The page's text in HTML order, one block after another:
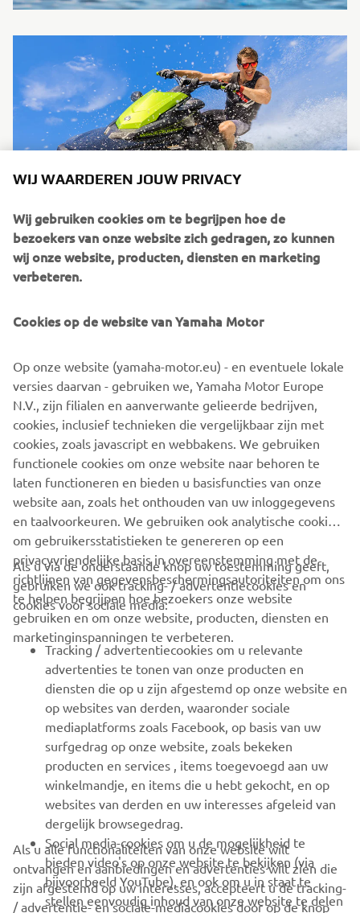
ONTDEK MEER
CORPORATE
VOOR BEDRIJVEN
MEER YAMAHA
ONDERSTEUNING
NIEUWSBRIEF
Wees de eerste die meer te weten komt over de nieuwste deals,
speciale evenementen, nieuwe producten en nog veel meer
WIJ WAARDEREN JOUW PRIVACY
Wij gebruiken cookies om te begrijpen hoe de
bezoekers van onze website zich gedragen, zo kunnen
wij onze website, producten, diensten en marketing
verbeteren.
Cookies op de website van Yamaha Motor
Op onze website (yamaha-motor.eu) - en eventuele lokale
versies daarvan - gebruiken we, Yamaha Motor Europe
N.V., zijn filialen en aanverwante gelieerde bedrijven,
cookies, inclusief technieken die vergelijkbaar zijn met
cookies, zoals javascript en webbakens. We gebruiken
functionele cookies om onze website naar behoren te
laten functioneren en bieden u basisfuncties van onze
website aan, zoals het onthouden van uw inloggegevens
en taalvoorkeuren. We gebruiken ook analytische cookies
om gebruikersstatistieken te genereren op een
privacyvriendelijke basis in overeenstemming met de
richtlijnen van gegevensbeschermingsautoriteiten om ons
te helpen begrijpen hoe bezoekers onze website
gebruiken en om onze website, producten, diensten en
marketinginspanningen te verbeteren.
Als u via de onderstaande knop uw toestemming geeft,
gebruiken we ook tracking- / advertentiecookies en
cookies voor sociale media:
Tracking / advertentiecookies om u relevante
advertenties te tonen van onze producten en
diensten die op u zijn afgestemd op onze website en
op websites van derden, waaronder sociale
mediaplatforms zoals Facebook, op basis van uw
surfgedrag op onze website, zoals bekeken
producten en services , items toegevoegd aan uw
winkelmandje, en items die u hebt gekocht, en op
websites van derden en uw interesses afgeleid van
dergelijk browsegedrag.
Social media-cookies om u de mogelijkheid te
bieden video's op onze website te bekijken (via
bijvoorbeeld YouTube), en ook om u in staat te
stellen eenvoudig inhoud van onze website te delen
Als u alle functionaliteiten van onze website wilt
ontvangen en aanbiedingen en advertenties wilt zien die
zijn afgestemd op uw interesses, accepteert u de tracking-
/ advertentie- en sociale-mediacookies door op de knop